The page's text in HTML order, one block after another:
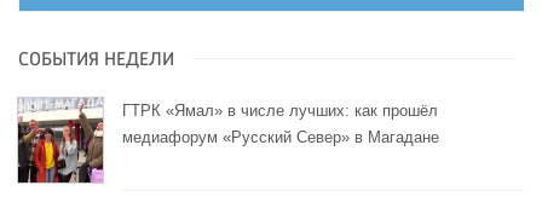
СОБЫТИЯ НЕДЕЛИ
ГТРК «Ямал» в числе лучших: как прошёл
медиафорум «Русский Север» в Магадане